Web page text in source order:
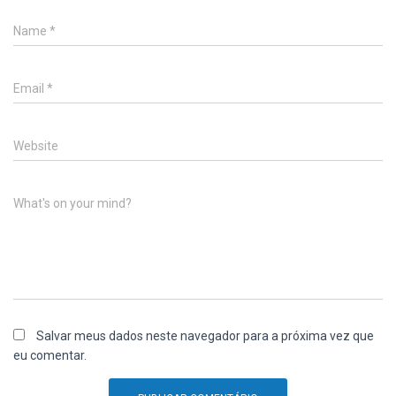
Name *
Email *
Website
What's on your mind?
Salvar meus dados neste navegador para a próxima vez que
eu comentar.